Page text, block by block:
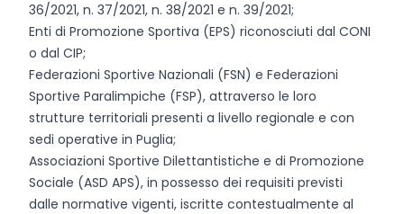
36/2021, n. 37/2021, n. 38/2021 e n. 39/2021;
Enti di Promozione Sportiva (EPS) riconosciuti dal CONI
o dal CIP;
Federazioni Sportive Nazionali (FSN) e Federazioni
Sportive Paralimpiche (FSP), attraverso le loro
strutture territoriali presenti a livello regionale e con
sedi operative in Puglia;
Associazioni Sportive Dilettantistiche e di Promozione
Sociale (ASD APS), in possesso dei requisiti previsti
dalle normative vigenti, iscritte contestualmente al